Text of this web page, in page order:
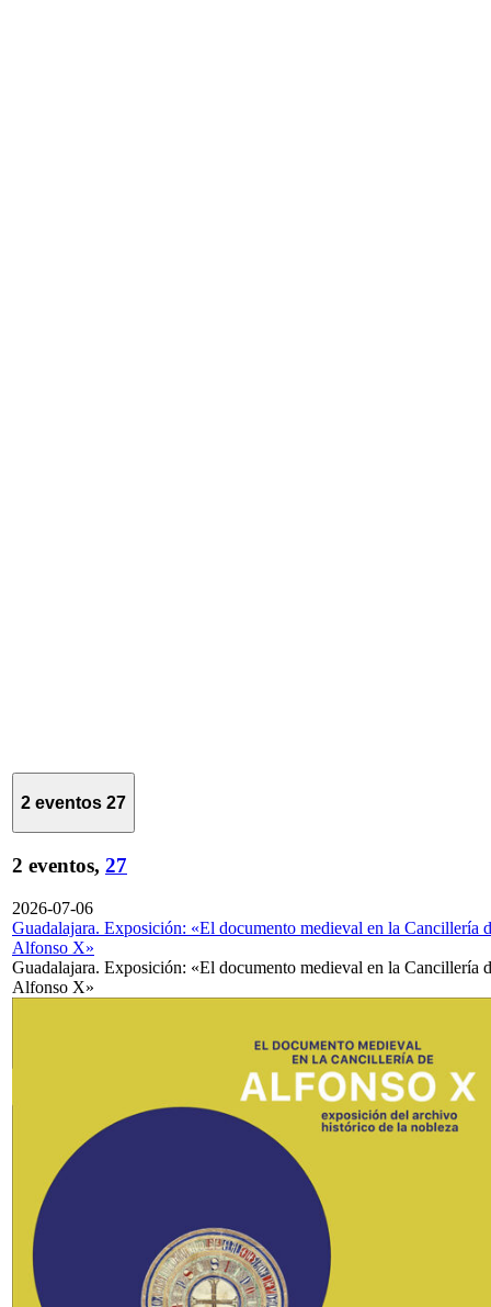
2 eventos 27
2 eventos, 27
2026-07-06
Guadalajara. Exposición: «El documento medieval en la Cancillería
Alfonso X»
Guadalajara. Exposición: «El documento medieval en la Cancillería
Alfonso X»